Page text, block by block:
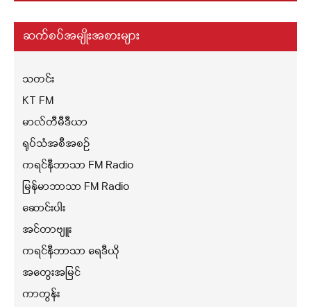
ဆက်စပ်အမျိုးအစားများ
သတင်း
KT FM
မာလ်တီမီဒီယာ
ရုပ်သံအစီအစဉ်
ကရင်နီဘာသာ FM Radio
မြန်မာဘာသာ FM Radio
ဆောင်းပါး
အင်တာဗျူး
ကရင်နီဘာသာ ရေဒီယို
အတွေးအမြင်
ကာတွန်း